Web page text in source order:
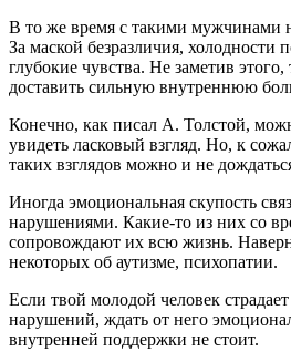
В то же время с такими мужчинами
За маской безразличия, холодности
глубокие чувства. Не заметив
доставить сильную внутреннюю
Конечно, как писал А. Толстой,
увидеть ласковый взгляд. Но, к
таких взглядов можно и не
Иногда эмоциональная скупость
нарушениями. Какие-то из них со
сопровождают их всю жизнь.
некоторых об аутизме, психопатии.
Если твой молодой человек
нарушений, ждать от него
внутренней поддержки не стоит.